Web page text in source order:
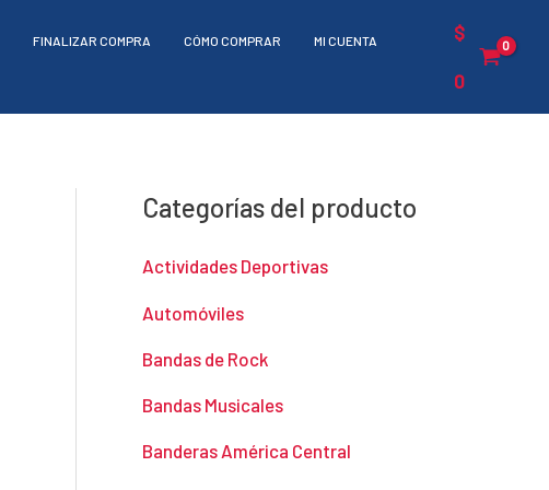
FINALIZAR COMPRA CÓMO COMPRAR MI CUENTA $
0
Categorías del producto
Actividades Deportivas
Automóviles
Bandas de Rock
Bandas Musicales
Banderas América Central